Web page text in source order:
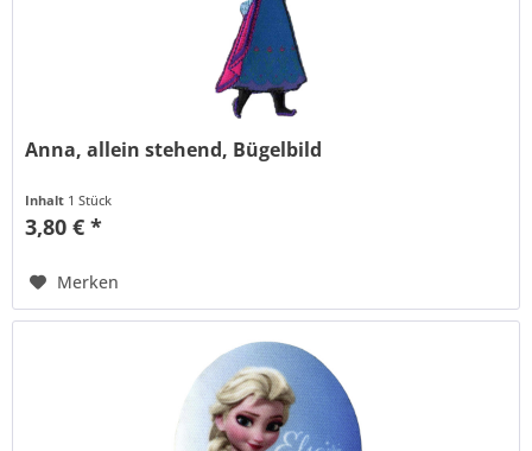
Anna, allein stehend, Bügelbild
Inhalt 1 Stück
3,80 € *
Merken